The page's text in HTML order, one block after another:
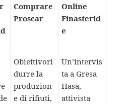
Comprare
Proscar
Online
Finasterid
e
Obiettivori
durre la
produzion
e di rifiuti,
Un’intervis
ta a Gresa
Hasa,
attivista